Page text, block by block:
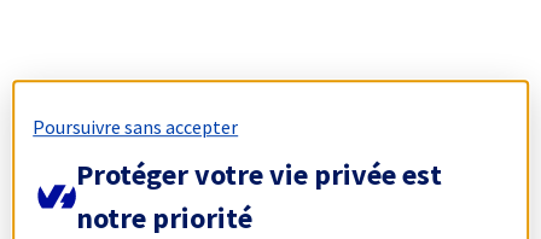
Poursuivre sans accepter
Protéger votre vie privée est
notre priorité